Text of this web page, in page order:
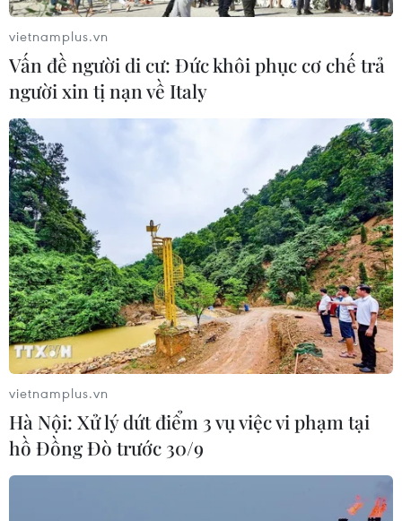
vietnamplus.vn
Vấn đề người di cư: Đức khôi phục cơ chế trả
người xin tị nạn về Italy
vietnamplus.vn
Hà Nội: Xử lý dứt điểm 3 vụ việc vi phạm tại
hồ Đồng Đò trước 30/9